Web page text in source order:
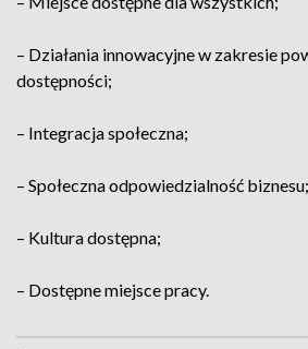
– Działania innowacyjne w zakresie
dostępności;
– Integracja społeczna;
– Społeczna odpowiedzialność biznesu;
– Kultura dostępna;
– Dostępne miejsce pracy.